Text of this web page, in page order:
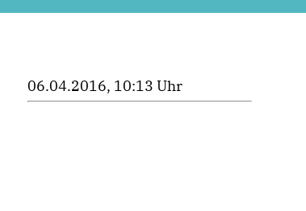
06.04.2016, 10:13 Uhr